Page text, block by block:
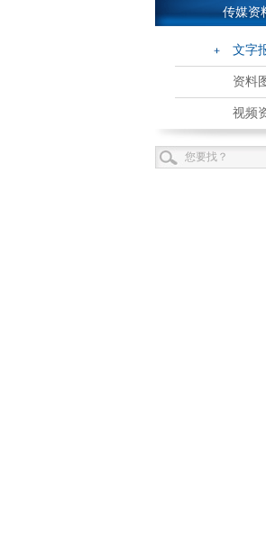
传媒资
文字
资料
视频